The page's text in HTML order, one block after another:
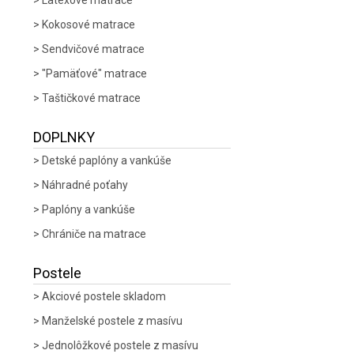
Kokosové matrace
Sendvičové matrace
"Pamäťové" matrace
Taštičkové matrace
DOPLNKY
Detské paplóny a vankúše
Náhradné poťahy
Paplóny a vankúše
Chrániče na matrace
Postele
Akciové postele skladom
Manželské postele z masívu
Jednolôžkové postele z masívu